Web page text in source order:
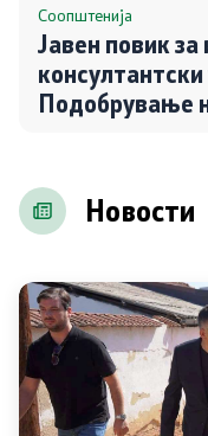
Транспарентност
Односи со јавност
Соопштенија
Позитивна промена
Регулатива
Соопштенија
Јавен повик за изразување интерес за
консултантски
Подобрување
Новости